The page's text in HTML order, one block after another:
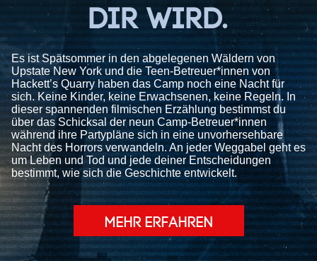
DIR WIRD.
Es ist Spätsommer in den abgelegenen Wäldern von
Upstate New York und die Teen-Betreuer*innen von
Hackett’s Quarry haben das Camp noch eine Nacht für
sich. Keine Kinder, keine Erwachsenen, keine Regeln. In
dieser spannenden filmischen Erzählung bestimmst du
über das Schicksal der neun Camp-Betreuer*innen
während ihre Partypläne sich in eine unvorhersehbare
Nacht des Horrors verwandeln. An jeder Weggabel geht es
um Leben und Tod und jede deiner Entscheidungen
bestimmt, wie sich die Geschichte entwickelt.
MEHR ERFAHREN